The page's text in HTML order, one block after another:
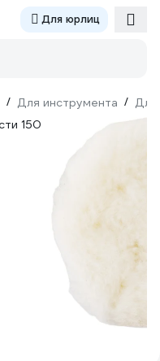
Для юрлиц
/ Для инструмента / Для